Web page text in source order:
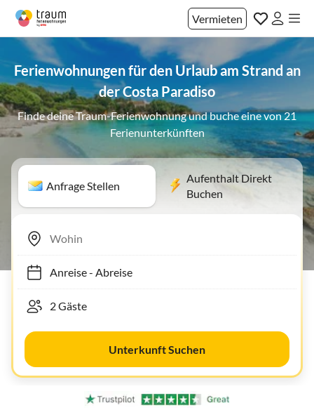
Vermieten
Ferienwohnungen für den Urlaub am Strand an
der Costa Paradiso
Finde deine Traum-Ferienwohnung und buche eine von 21
Ferienunterkünften
Anfrage Stellen
Aufenthalt Direkt
Buchen
Anreise- Abreise
Unterkunft Suchen